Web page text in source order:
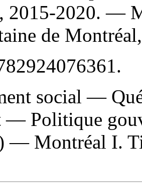
2015-2020. —
de
.
social —
— Politique
— Montréal I.